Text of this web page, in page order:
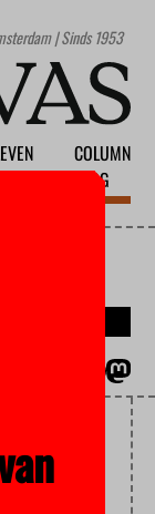
| Sinds 1953
COLUMN
BLOG